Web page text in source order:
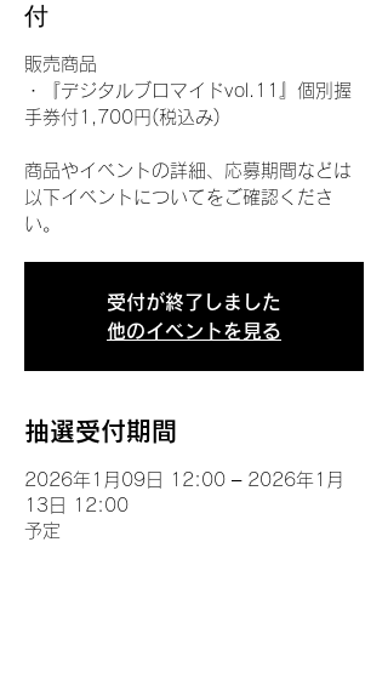
付
販売商品
・『デジタルブロマイドvol.11』個別握
手券付1,700円(税込み)
商品やイベントの詳細、応募期間などは
以下イベントについてをご確認くださ
い。
受付が終了しました
他のイベントを見る
抽選受付期間
2026年1月09日 12:00 – 2026年1月
13日 12:00
予定